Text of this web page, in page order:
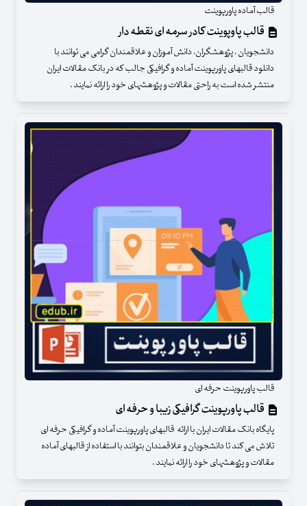
قالب آماده پاورپوینت
قالب پاوپوینت کادر سرمه ای نقطه دار
دانشجویان ، پژوهشگران، دانش آموزان و علاقمندان گرامی می توانند با
دانلود قالبهای پاورپوینت آماده و گرافیکی جالب که در بانک مقالات ایران
منتشر شده است به راحتی مقالات و پژوهشهای خود را ارائه نمایند .
قالب پاورپوینت حرفه ای
قالب پاورپوینت گرافیکی زیبا و حرفه ای
پایگاه بانک مقالات ایران با ارائه قالبهای پاورپوینت آماده و گرافیکی حرفه ای
تلاش می کند تا دانشجویان و علاقمندان بتوانند با استفاده از قالبهای آماده
مقالات و پژوهشهای خود را ارائه نمایند .